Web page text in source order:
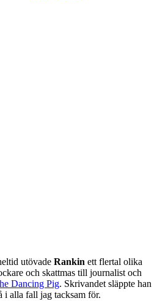
utövade Rankin ett flertal olika
och skattmas till journalist och
Dancing Pig. Skrivandet släppte han
i alla fall jag tacksam för.